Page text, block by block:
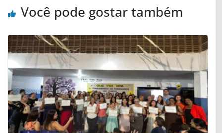
Você pode gostar também